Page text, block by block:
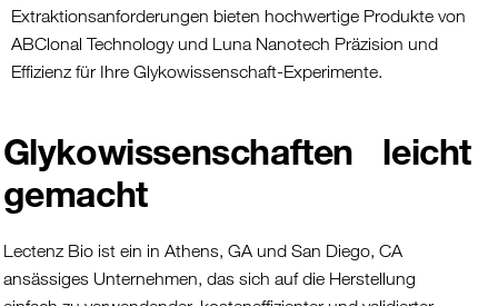
Extraktionsanforderungen bieten hochwertige Produkte von
ABClonal Technology und Luna Nanotech Präzision und
Effizienz für Ihre Glykowissenschaft-Experimente.
Glykowissenschaften leicht
gemacht
Lectenz Bio ist ein in Athens, GA und San Diego, CA
ansässiges Unternehmen, das sich auf die Herstellung